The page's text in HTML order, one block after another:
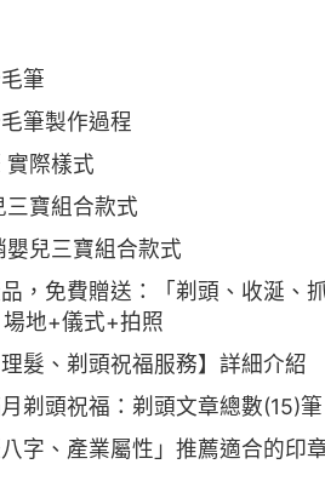
筆
筆製作過程
實際樣式
三寶組合款式
嬰兒三寶組合款式
，免費贈送：「剃頭、收涎、
地+儀式+拍照
髮、剃頭祝福服務】詳細介紹
剃頭祝福：剃頭文章總數(15)筆
字、產業屬性」推薦適合的印